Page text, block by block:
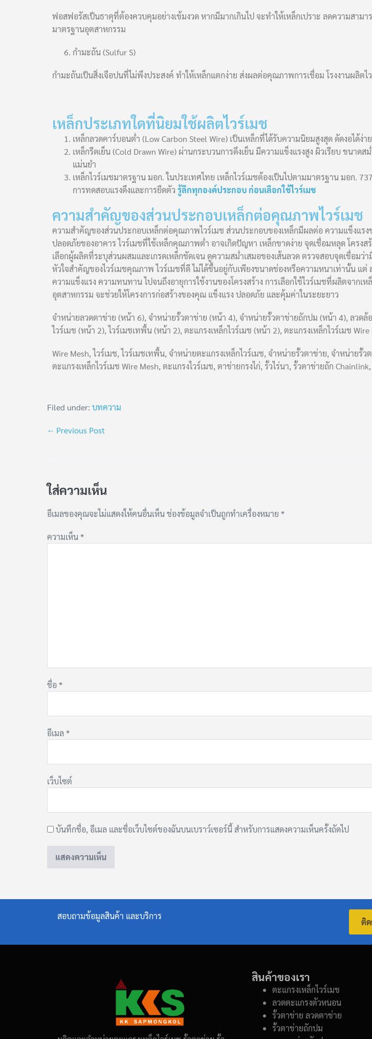
ฟอสฟอรัสเป็นธาตุที่ต้องควบคุมอย่างเข้มงวด หากมีมากเกินไป จะทำให้เหล็กเปราะ ลดความสา
มาตรฐานอุตสาหกรรม
กำมะถัน (Sulfur S)
กำมะถันเป็นสิ่งเจือปนที่ไม่พึงประสงค์ ทำให้เหล็กแตกง่าย ส่งผลต่อคุณภาพการเชื่อม โรงงานผลิ
เหล็กประเภทใดที่นิยมใช้ผลิตไวร์เมช
เหล็กลวดคาร์บอนต่ำ (Low Carbon Steel Wire) เป็นเหล็กที่ได้รับความนิยมสูงสุด ดัดงอได้ง่
เหล็กรีดเย็น (Cold Drawn Wire) ผ่านกระบวนการดึงเย็น มีความแข็งแรงสูง ผิวเรียบ ขนา
แม่นยำ
เหล็กไวร์เมชมาตรฐาน มอก. ในประเทศไทย เหล็กไวร์เมชต้องเป็นไปตามมาตรฐาน มอ
การทดสอบแรงดึงและการยืดตัว รู้ลึกทุกองค์ประกอบ ก่อนเลือกใช้ไวร์เมช
ความสำคัญของส่วนประกอบเหล็กต่อคุณภาพไวร์เมช
ความสำคัญของส่วนประกอบเหล็กต่อคุณภาพไวร์เมช ส่วนประกอบของเหล็กมีผลต่อ ความแข็งแรง
ปลอดภัยของอาคาร ไวร์เมชที่ใช้เหล็กคุณภาพต่ำ อาจเกิดปัญหา เหล็กขาดง่าย จุดเชื่อมหลุด โครง
เลือกผู้ผลิตที่ระบุส่วนผสมและเกรดเหล็กชัดเจน ดูความสม่ำเสมอของเส้นลวด ตรวจสอบจุดเชื่อมว่
หัวใจสำคัญของไวร์เมชคุณภาพ ไวร์เมชที่ดี ไม่ได้ขึ้นอยู่กับเพียงขนาดช่องหรือความหนาเท่านั้น
ความแข็งแรง ความทนทาน ไปจนถึงอายุการใช้งานของโครงสร้าง การเลือกใช้ไวร์เมชที่ผลิตจา
อุตสาหกรรม จะช่วยให้โครงการก่อสร้างของคุณ แข็งแรง ปลอดภัย และคุ้มค่าในระยะยาว
จำหน่ายลวดตาข่าย (หน้า 6), จำหน่ายรั้วตาข่าย (หน้า 4), จำหน่ายรั้วตาข่ายถักปม (หน้า 4), ลวด
ไวร์เมช (หน้า 2), ไวร์เมชเทพื้น (หน้า 2), ตะแกรงเหล็กไวร์เมช (หน้า 2), ตะแกรงเหล็กไวร์เมช
Wire Mesh, ไวร์เมช, ไวร์เมชเทพื้น, จำหน่ายตะแกรงเหล็กไวร์เมช, จำหน่ายรั้วตาข่าย, จำหน่าย
ตะแกรงเหล็กไวร์เมช Wire Mesh, ตะแกรงไวร์เมช, ตาข่ายกรงไก่, รั้วไร่นา, รั้วตาข่ายถัก
Filed under: บทความ
← Previous Post
ใส่ความเห็น
อีเมลของคุณจะไม่แสดงให้คนอื่นเห็นช่องข้อมูลจำเป็นถูกทำเครื่องหมาย *
ความเห็น*
ชื่อ*
อีเมล *
เว็บไซต์
บันทึกชื่อ, อีเมล และชื่อเว็บไซต์ของฉันบนเบราว์เซอร์นี้ สำหรับการแสดงความเห็นครั้งถัดไป
สอบถามข้อมูลสินค้า และบริการ
ติด
สินค้าของเรา
ตะแกรงเหล็กไวร์เมช
ลวดตะแกรงตัวหนอน
รั้วตาข่าย ลวดตาข่าย
รั้วตาข่ายถักปม